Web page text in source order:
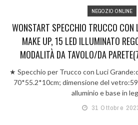
NEGOZIO ONLINE
WONSTART SPECCHIO TRUCCO CON
MAKE UP, 15 LED ILLUMINATO
MODALITÀ DA TAVOLO/DA
★ Specchio per Trucco con Luci
70*55.2*10cm; dimensione del
alluminio e base in
31 Ottobre